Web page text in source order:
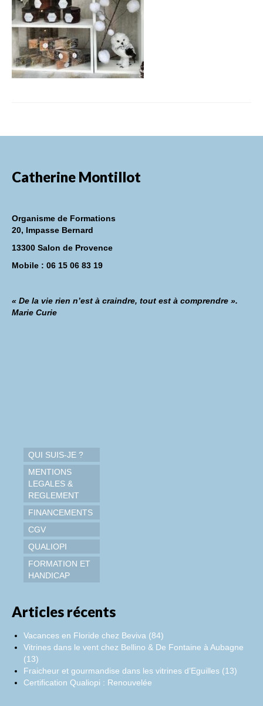
CONTACT
Catherine Montillot
Organisme de Formations
20, Impasse Bernard
13300 Salon de Provence
Mobile : 06 15 06 83 19
« De la vie rien n’est à craindre, tout est à comprendre ».
Marie Curie
QUI SUIS-JE ?
MENTIONS
LEGALES &
REGLEMENT
FINANCEMENTS
CGV
QUALIOPI
FORMATION ET
HANDICAP
Articles récents
Vacances en Floride chez Beviva (84)
Vitrines dans le vent chez Bellino & De Fontaine à Aubagne
(13)
Fraicheur et gourmandise dans les vitrines d’Eguilles (13)
Certification Qualiopi : Renouvelée